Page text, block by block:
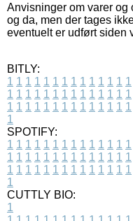
Anvisninger om varer
og da, men der tages
eventuelt er udført siden
BITLY:
1 1 1 1 1 1 1 1 1 1 1 1 1 1
1 1 1 1 1 1 1 1 1 1 1 1 1 1
1 1 1 1 1 1 1 1 1 1 1 1 1 1
1
SPOTIFY:
1 1 1 1 1 1 1 1 1 1 1 1 1 1
1 1 1 1 1 1 1 1 1 1 1 1 1 1
1 1 1 1 1 1 1 1 1 1 1 1 1 1
1
CUTTLY BIO:
1